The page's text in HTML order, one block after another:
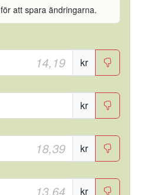
för att spara ändringarna.
kr
kr
kr
kr